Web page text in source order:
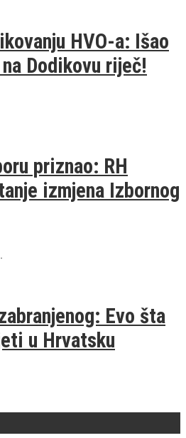
HVO-a: Išao
Dodikovu riječ!
priznao: RH
izmjena Izbornog
Evo šta
u Hrvatsku